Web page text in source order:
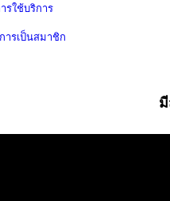
รใช้บริการ
ารเป็นสมาชิก